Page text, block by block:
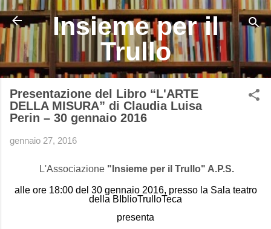
Passa ai contenuti principali
Insieme per il
Trullo
Presentazione del Libro “L'ARTE
DELLA MISURA” di Claudia Luisa
Perin – 30 gennaio 2016
gennaio 27, 2016
L'Associazione "Insieme per il Trullo" A.P.S.
alle ore 18:00 del 30 gennaio 2016, presso la Sala teatro
della BIblioTrulloTeca
presenta